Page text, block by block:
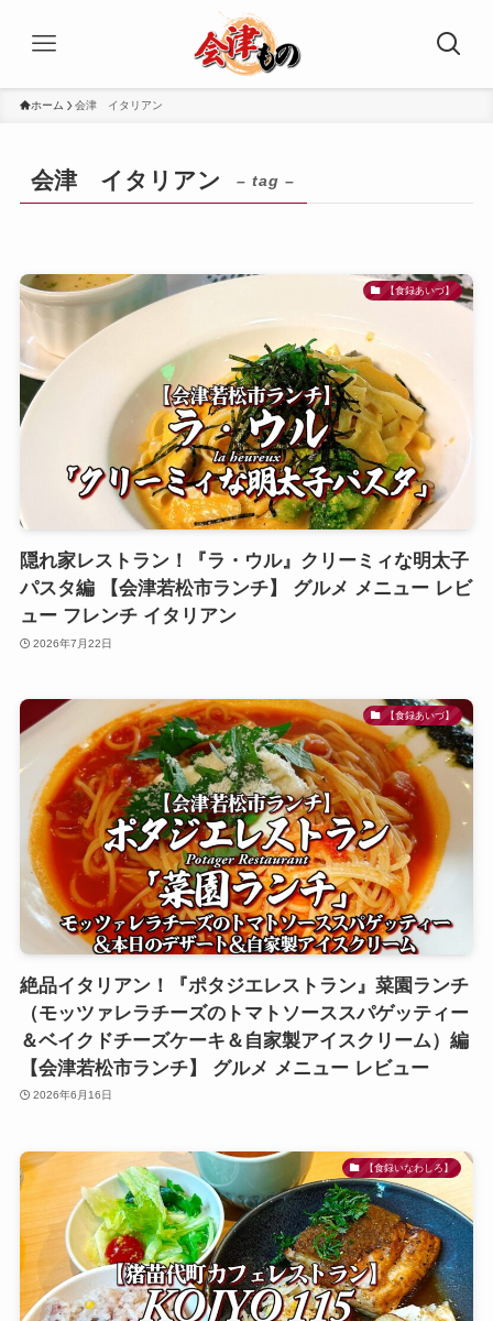
ホーム 会津 イタリアン
会津 イタリアン – tag –
【食録あいづ】
隠れ家レストラン！『ラ・ウル』クリーミィな明太子
パスタ編 【会津若松市ランチ】 グルメ メニュー レビ
ュー フレンチ イタリアン
2026年7月22日
【食録あいづ】
絶品イタリアン！『ポタジエレストラン』菜園ランチ
（モッツァレラチーズのトマトソーススパゲッティー
＆ベイクドチーズケーキ＆自家製アイスクリーム）編
【会津若松市ランチ】 グルメ メニュー レビュー
2026年6月16日
【食録いなわしろ】